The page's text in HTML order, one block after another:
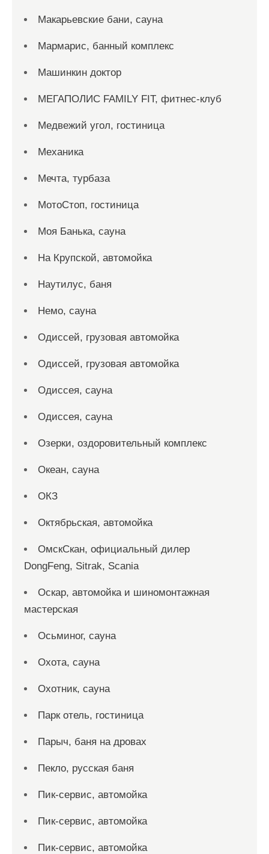
Макарьевские бани, сауна
Мармарис, банный комплекс
Машинкин доктор
МЕГАПОЛИС FAMILY FIT, фитнес-клуб
Медвежий угол, гостиница
Механика
Мечта, турбаза
МотоСтоп, гостиница
Моя Банька, сауна
На Крупской, автомойка
Наутилус, баня
Немо, сауна
Одиссей, грузовая автомойка
Одиссей, грузовая автомойка
Одиссея, сауна
Одиссея, сауна
Озерки, оздоровительный комплекс
Океан, сауна
ОКЗ
Октябрьская, автомойка
ОмскСкан, официальный дилер
DongFeng, Sitrak, Scania
Оскар, автомойка и шиномонтажная
мастерская
Осьминог, сауна
Охота, сауна
Охотник, сауна
Парк отель, гостиница
Парыч, баня на дровах
Пекло, русская баня
Пик-сервис, автомойка
Пик-сервис, автомойка
Пик-сервис, автомойка